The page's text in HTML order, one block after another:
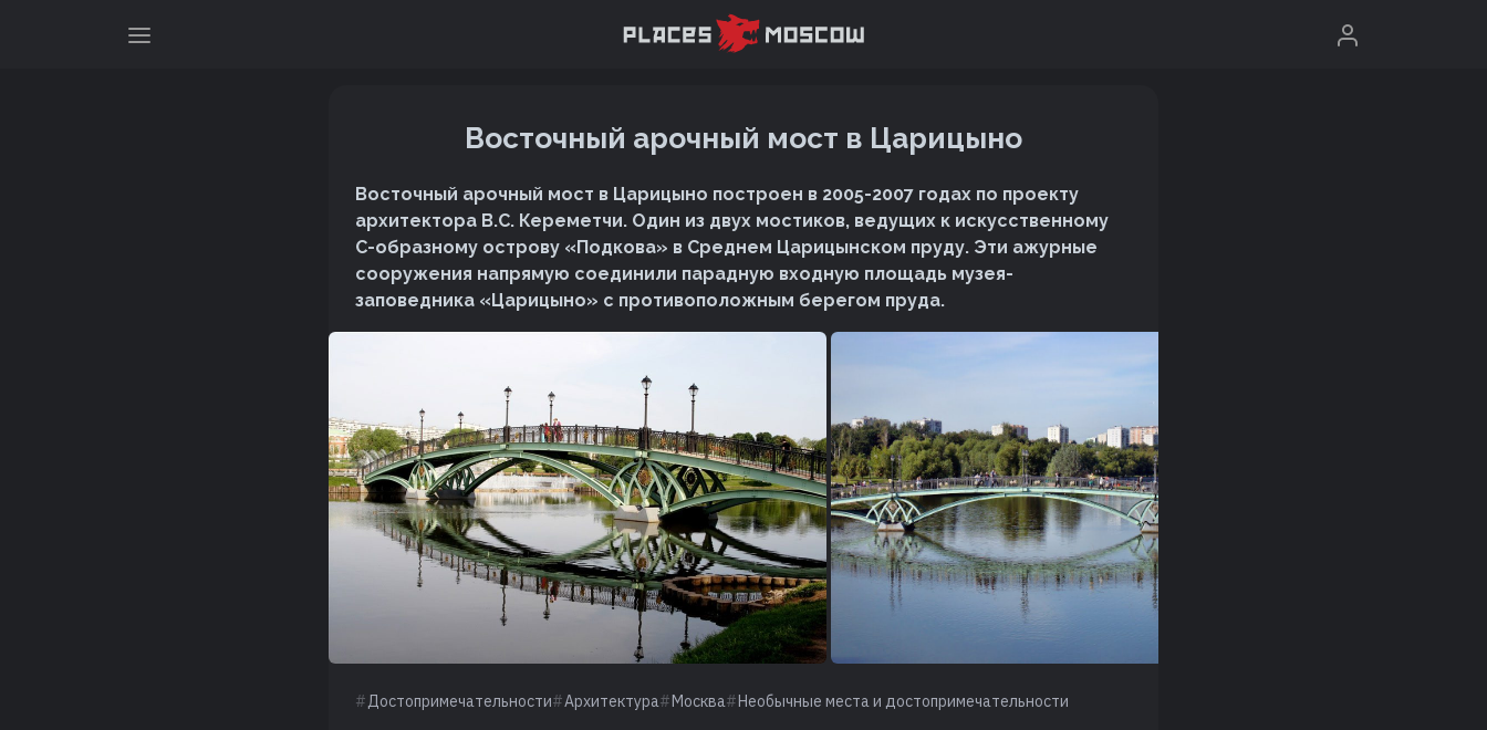
Восточный арочный мост в Царицыно
Восточный арочный мост в Царицыно построен в 2005-2007 годах по проекту
архитектора В.С. Кереметчи. Один из двух мостиков, ведущих к искусственному
С-образному острову «Подкова» в Среднем Царицынском пруду. Эти ажурные
сооружения напрямую соединили парадную входную площадь музея-
заповедника «Царицыно» с противоположным берегом пруда.
Достопримечательности Архитектура Москва Необычные места и достопримечательности